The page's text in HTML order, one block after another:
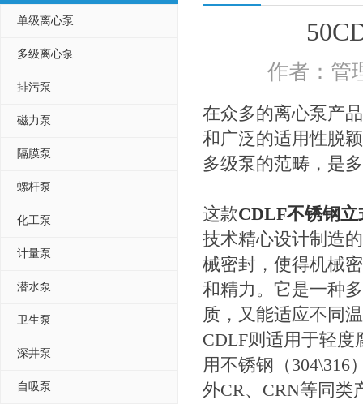
单级离心泵
多级离心泵
排污泵
磁力泵
隔膜泵
螺杆泵
化工泵
计量泵
潜水泵
卫生泵
深井泵
自吸泵
作者：
在众多的离心泵产
和广泛的适用性脱
多级泵的范畴，是
这款CDLF不锈钢立
技术精心设计制造
械密封，使得机械
和精力。它是一种
质，又能适应不同
CDLF则适用于轻度
用不锈钢（304\316
外CR、CRN等同类